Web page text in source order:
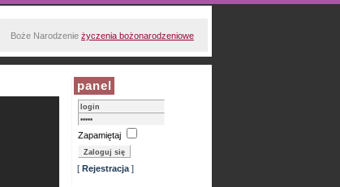
Boże Narodzenie życzenia bożonarodzeniowe
panel
Zapamiętaj
[ Rejestracja ]